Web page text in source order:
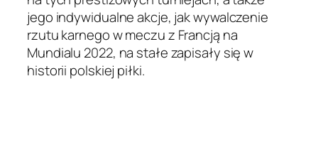
jego indywidualne akcje, jak wywalczenie
rzutu karnego w meczu z Francją na
Mundialu 2022, na stałe zapisały się w
historii polskiej piłki.